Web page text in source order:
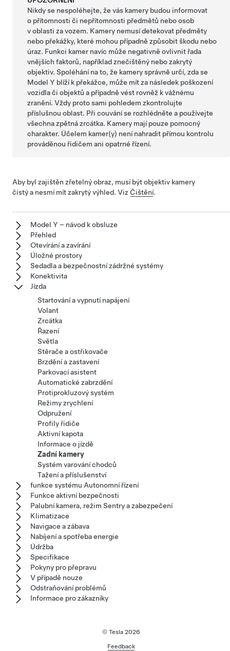
Nikdy se nespoléhejte, že vás kamery budou informovat
o přítomnosti či nepřítomnosti předmětů nebo osob
v oblasti za vozem. Kamery nemusí detekovat předměty
nebo překážky, které mohou případně způsobit škodu nebo
úraz. Funkci kamer navíc může negativně ovlivnit řada
vnějších faktorů, například znečištěný nebo zakrytý
objektiv. Spoléhání na to, že kamerysprávně určí, zda se
Model Y blíží k překážce, může mít za následek poškození
vozidla či objektů a případně vést rovněž k vážnému
zranění. Vždy proto sami pohledem zkontrolujte
příslušnou oblast. Při couvání se rozhlédněte a používejte
všechna zpětná zrcátka. Kamery majípouze pomocný
charakter. Účelem kamer(y) není nahradit přímou kontrolu
prováděnou řidičem ani opatrné řízení.
Aby byl zajištěn zřetelný obraz, musí být objektiv kamery
čistý a nesmí mít zakrytý výhled. Viz Čištění.
Model Y – návod k obsluze
Přehled
Otevírání a zavírání
Úložné prostory
Sedadla a bezpečnostní zádržné systémy
Konektivita
Jízda
Startování a vypnutí napájení
Volant
Zrcátka
Řazení
Světla
Stěrače a ostřikovače
Brzdění a zastavení
Parkovací asistent
Automatické zabrzdění
Protiprokluzový systém
Režimy zrychlení
Odpružení
Profily řidiče
Aktivní kapota
Informace o jízdě
Zadní kamery
Systém varování chodců
Tažení a příslušenství
funkce systému Autonomní řízení
Funkce aktivní bezpečnosti
Palubní kamera, režim Sentry a zabezpečení
Klimatizace
Navigace a zábava
Nabíjení a spotřeba energie
Údržba
Specifikace
Pokyny pro přepravu
V případě nouze
Odstraňování problémů
Informace pro zákazníky
© Tesla 2026
Feedback